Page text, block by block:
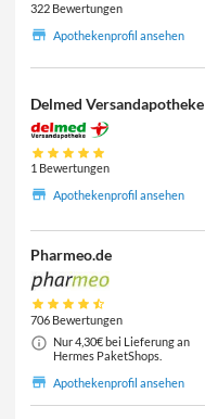
322 Bewertungen
Apothekenprofil ansehen
Delmed Versandapotheke
1 Bewertungen
Apothekenprofil ansehen
Pharmeo.de
706 Bewertungen
Nur 4,30€ bei Lieferung an
Hermes PaketShops.
Apothekenprofil ansehen